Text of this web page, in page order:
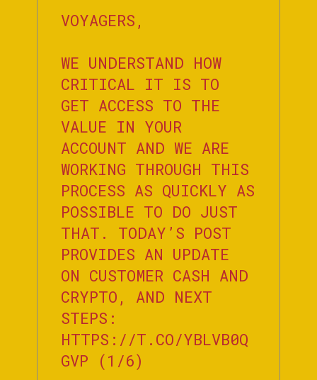
VOYAGERS,
WE UNDERSTAND HOW
CRITICAL IT IS TO
GET ACCESS TO THE
VALUE IN YOUR
ACCOUNT AND WE ARE
WORKING THROUGH THIS
PROCESS AS QUICKLY AS
POSSIBLE TO DO JUST
THAT. TODAY’S POST
PROVIDES AN UPDATE
ON CUSTOMER CASH AND
CRYPTO, AND NEXT
STEPS:
HTTPS://T.CO/YBLVB0Q
GVP (1/6)